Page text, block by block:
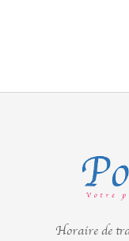
Horaire de